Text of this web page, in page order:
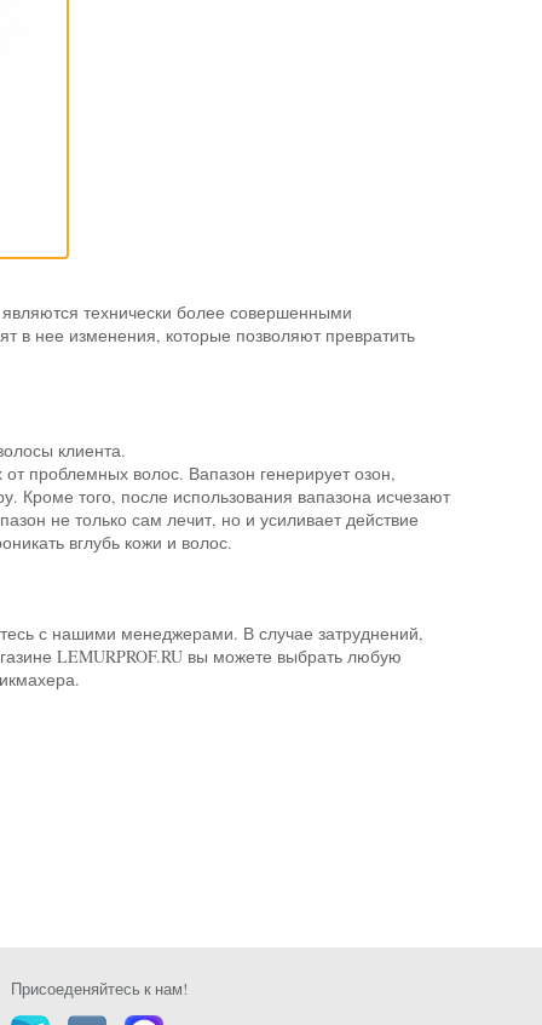
технически более совершенными
в нее изменения, которые позволяют превратить
клиента.
проблемных волос. Вапазон генерирует озон,
Кроме того, после использования вапазона исчезают
не только сам лечит, но и усиливает действие
вглубь кожи и волос.
с нашими менеджерами. В случае затруднений,
LEMURPROF.RU вы можете выбрать любую
Присоеденяйтесь к нам!